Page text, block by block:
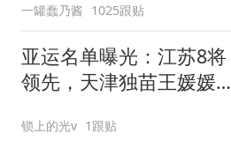
一罐蠢乃酱 1025跟贴
亚运名单曝光：江苏8将
领先，天津独苗王媛媛独
锁上的光v 1跟贴